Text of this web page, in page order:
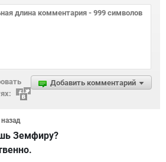
Добавить комментарий
назад
Земфиру?